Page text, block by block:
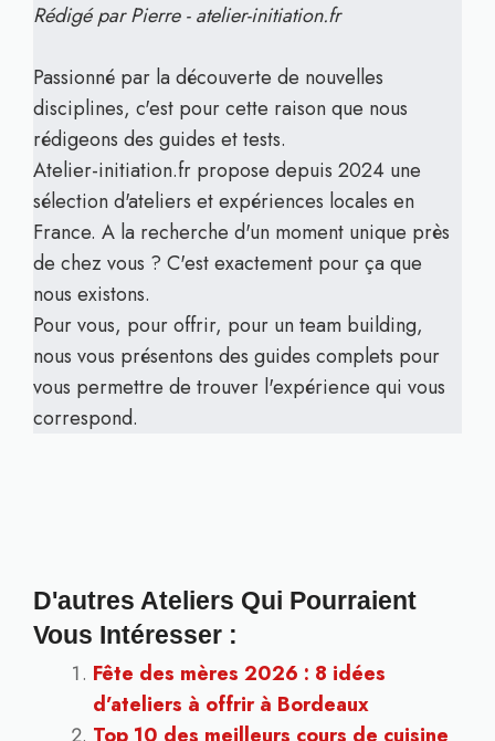
Rédigé par Pierre - atelier-initiation.fr
Passionné par la découverte de nouvelles
disciplines, c'est pour cette raison que nous
rédigeons des guides et tests.
Atelier-initiation.fr propose depuis 2024 une
sélection d'ateliers et expériences locales en
France. A la recherche d'un moment unique près
de chez vous ? C'est exactement pour ça que
nous existons.
Pour vous, pour offrir, pour un team building,
nous vous présentons des guides complets pour
vous permettre de trouver l'expérience qui vous
correspond.
D'autres Ateliers Qui Pourraient
Vous Intéresser :
Fête des mères 2026 : 8 idées
d’ateliers à offrir à Bordeaux